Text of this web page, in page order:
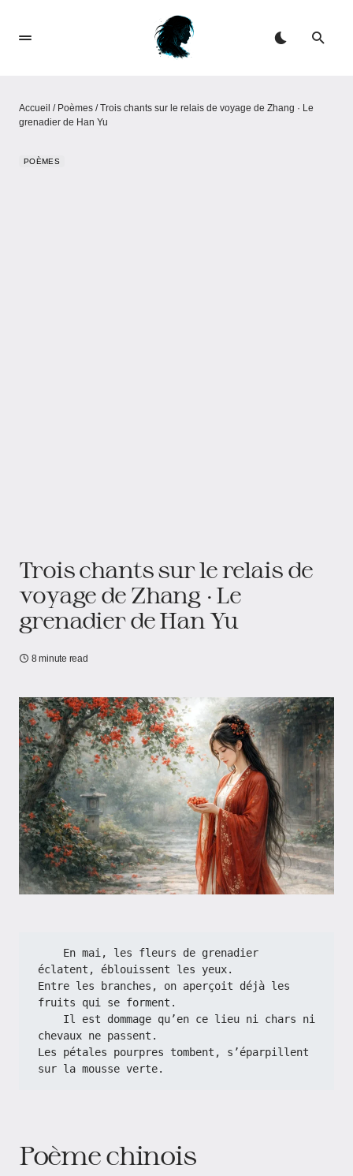
Accueil / Poèmes /Trois chants sur le relais de voyage de Zhang · Le
grenadier de Han Yu
POÈMES
Trois chants sur le relais de
voyage de Zhang · Le
grenadier de Han Yu
8 minute read
éclatent, éblouissent les yeux.
Entre les branches, on aperçoit déjà les
fruits qui se forment.
chevaux ne passent.
Les pétales pourpres tombent, s’éparpillent
sur la mousse verte.
Poème chinois